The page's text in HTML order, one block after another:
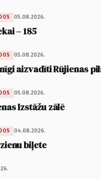
05.08.2026.
– 185
05.08.2026.
aizvadīti Rūjienas
05.08.2026.
Izstāžu zālē
04.08.2026.
biļete